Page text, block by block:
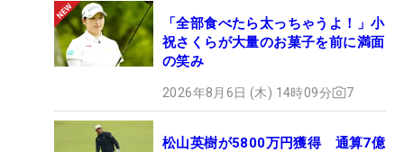
「全部食べたら太っちゃうよ！」小
祝さくらが大量のお菓子を前に満面
の笑み
2026年8月6日 (木) 14時09分 7
松山英樹が5800万円獲得 通算7億